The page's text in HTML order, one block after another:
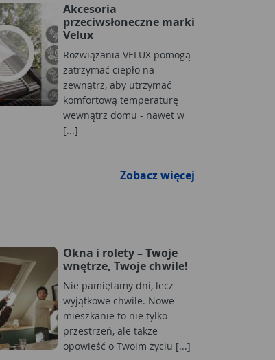
Akcesoria
przeciwsłoneczne marki
Velux
Rozwiązania VELUX pomogą
zatrzymać ciepło na
zewnątrz, aby utrzymać
komfortową temperaturę
wewnątrz domu - nawet w
[...]
Zobacz więcej
Okna i rolety – Twoje
wnętrze, Twoje chwile!
Nie pamiętamy dni, lecz
wyjątkowe chwile. Nowe
mieszkanie to nie tylko
przestrzeń, ale także
opowieść o Twoim życiu [...]